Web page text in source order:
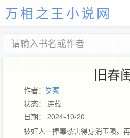
万相之王小说网
旧春
作者： 岁冢
状态： 连载
日期： 2024-10-20
被奸人一捧毒茶害得身消玉陨。